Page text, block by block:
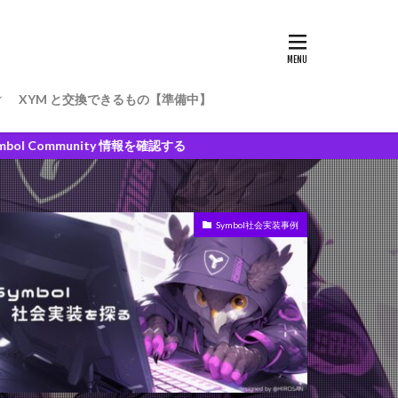
スト実績報告書
XYM と交換できるもの【準備中】
情報を確認する
Symbol社会実装事例